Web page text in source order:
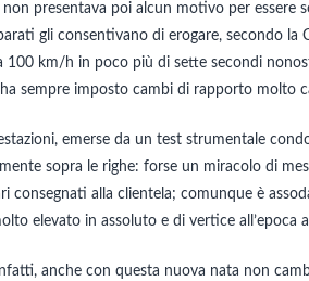
non presentava poi alcun motivo per
gli consentivano di erogare, secondo la
100 km/h in poco più di sette secondi
sempre imposto cambi di rapporto molto
emerse da un test strumentale
sopra le righe: forse un miracolo di
consegnati alla clientela; comunque è
elevato in assoluto e di vertice all’epoca
anche con questa nuova nata non